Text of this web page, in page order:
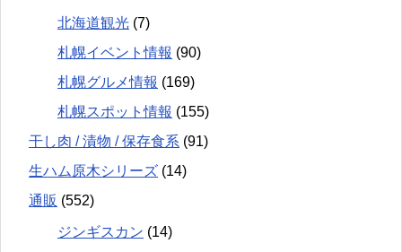
北海道観光 (7)
札幌イベント情報 (90)
札幌グルメ情報 (169)
札幌スポット情報 (155)
干し肉 / 漬物 / 保存食系 (91)
生ハム原木シリーズ (14)
通販 (552)
ジンギスカン (14)